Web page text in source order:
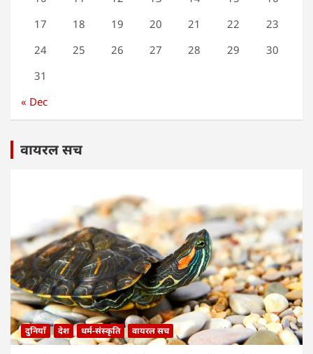
17
18 19 20 21 22
23
24
25 26 27 28 29
30
31
« Dec
वायरल सच
दुनियाँ देश धर्म-संस्कृति वायरल सच